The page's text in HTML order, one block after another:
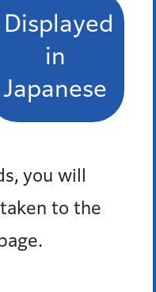
Displayed
in
Japanese
you will
to the
ゴを制作しまし
を企画しまし